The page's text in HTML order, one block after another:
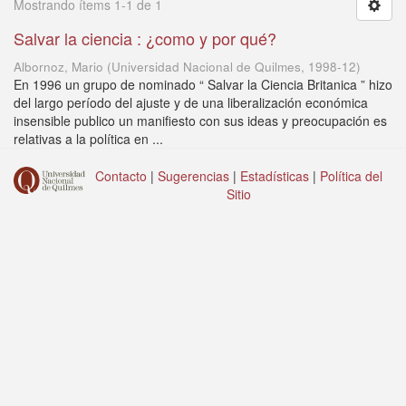
Mostrando ítems 1-1 de 1
Salvar la ciencia : ¿como y por qué?
Albornoz, Mario (Universidad Nacional de Quilmes, 1998-12)
En 1996 un grupo de nominado “ Salvar la Ciencia Britanica ” hizo
del largo período del ajuste y de una liberalización económica
insensible publico un manifiesto con sus ideas y preocupación es
relativas a la política en ...
Contacto | Sugerencias | Estadísticas | Política del
Sitio